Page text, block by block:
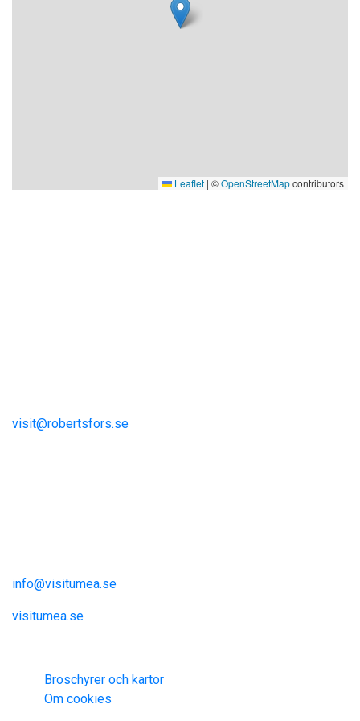
Söndag 2 augusti kl. 18.00 Plats: Överklintens kyrka
Leaflet | ©OpenStreetMapcontributors
visit@robertsfors.se
info@visitumea.se
visitumea.se
Broschyrer och kartor
Om cookies